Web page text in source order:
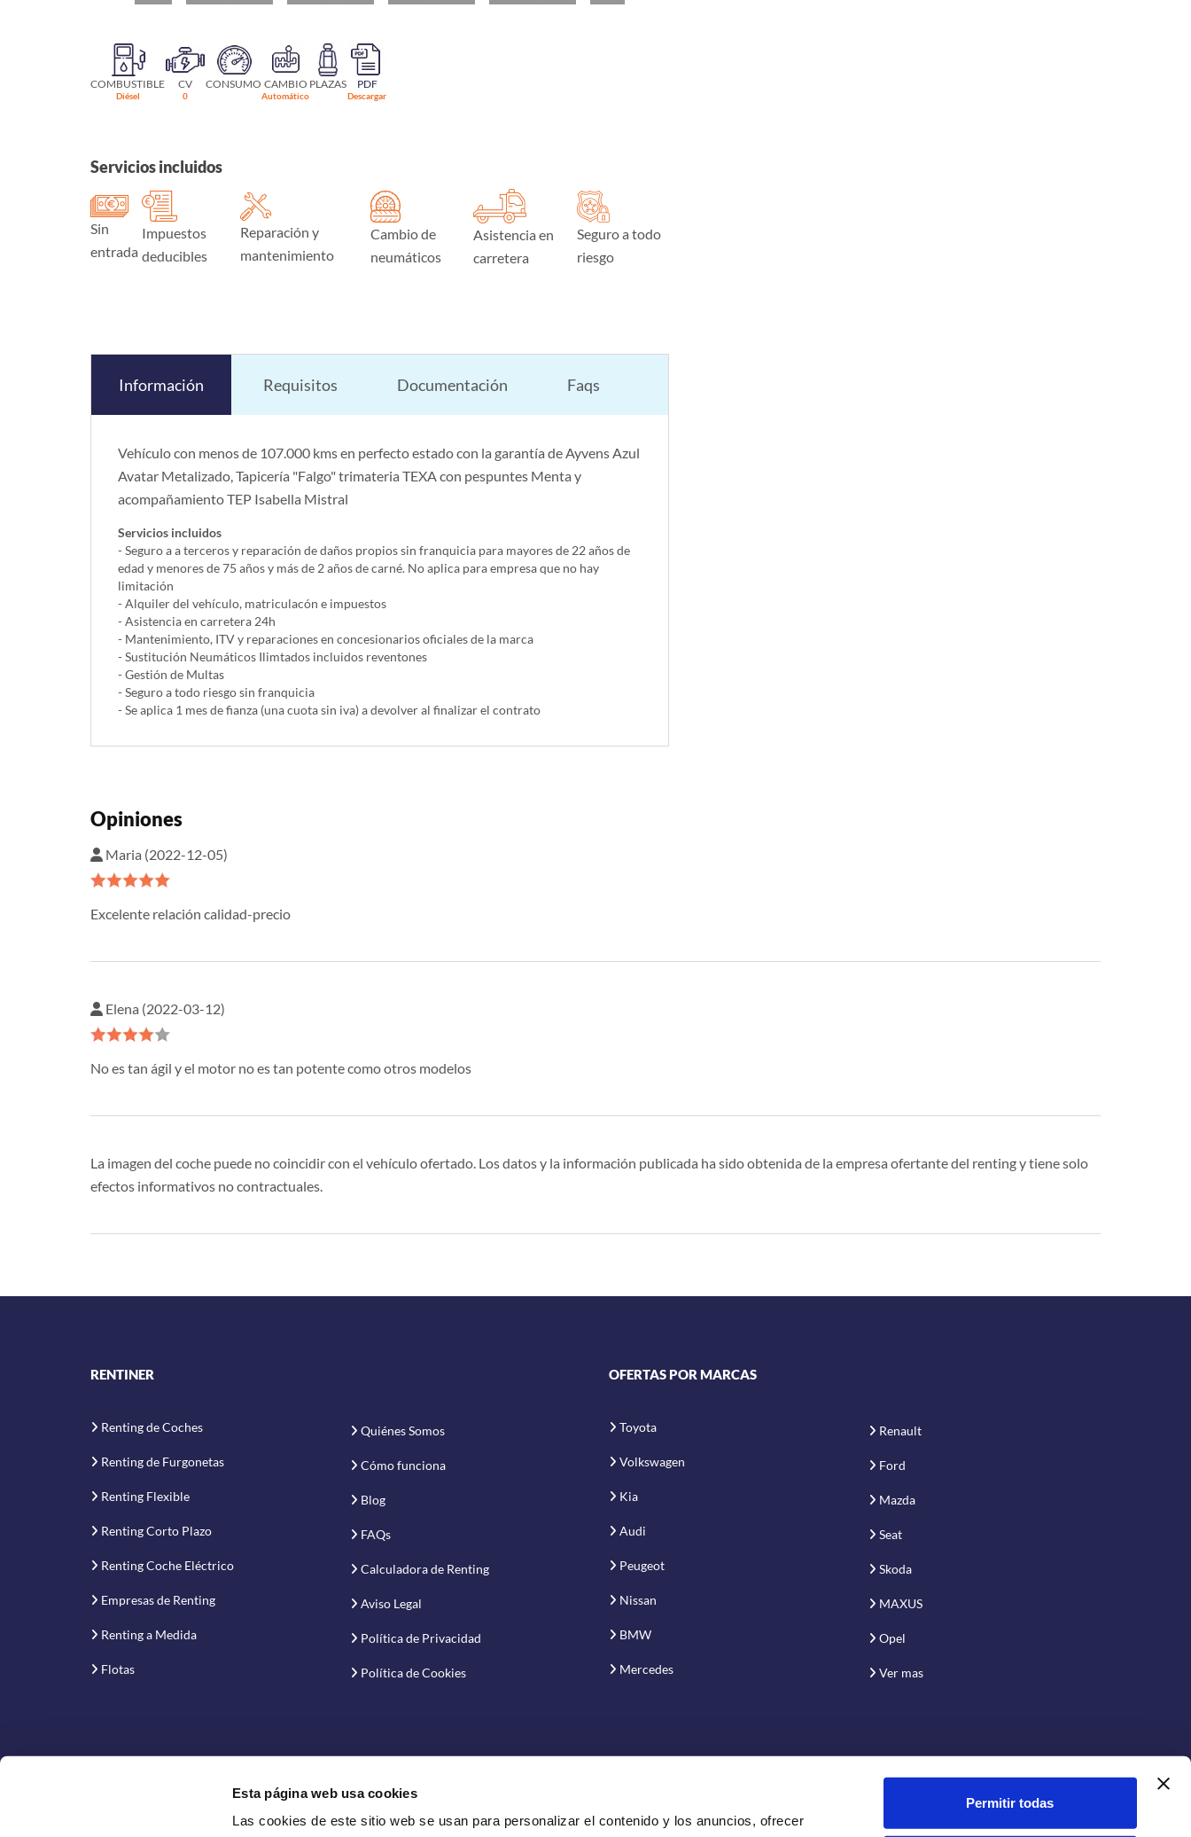
Esta página web usa cookies
Las cookies de este sitio web se usan para personalizar el contenido y los anuncios, ofrecer
Permitir todas
COMBUSTIBLE
Diésel
CV
0
CONSUMO CAMBIO
Automático
PLAZAS PDF
Descargar
Servicios incluidos
Sin
entrada
Impuestos
deducibles
Reparación y
mantenimiento
Cambio de
neumáticos
Asistencia en
carretera
Seguro a todo
riesgo
Información Requisitos Documentación Faqs
Vehículo con menos de 107.000 kms en perfecto estado con la garantía de Ayvens Azul
Avatar Metalizado, Tapicería "Falgo" trimateria TEXA con pespuntes Menta y
acompañamiento TEP Isabella Mistral
Servicios incluidos
- Seguro a a terceros y reparación de daños propios sin franquicia para mayores de 22 años de
edad y menores de 75 años y más de 2 años de carné. No aplica para empresa que no hay
limitación
- Alquiler del vehí­culo, matriculacón e impuestos
- Asistencia en carretera 24h
- Mantenimiento, ITV y reparaciones en concesionarios oficiales de la marca
- Sustitución Neumáticos Ilimtados incluidos reventones
- Gestión de Multas
- Seguro a todo riesgo sin franquicia
- Se aplica 1 mes de fianza (una cuota sin iva) a devolver al finalizar el contrato
Opiniones
Maria (2022-12-05)
Excelente relación calidad-precio
Elena (2022-03-12)
No es tan ágil y el motor no es tan potente como otros modelos
La imagen del coche puede no coincidir con el vehículo ofertado. Los datos y la información publicada ha sido obtenida de la empresa ofertante del renting y tiene solo
efectos informativos no contractuales.
RENTINER
Renting de Coches
Renting de Furgonetas
Renting Flexible
Renting Corto Plazo
Renting Coche Eléctrico
Empresas de Renting
Renting a Medida
Flotas
Quiénes Somos
Cómo funciona
Blog
FAQs
Calculadora de Renting
Aviso Legal
Política de Privacidad
Política de Cookies
OFERTAS POR MARCAS
Toyota
Volkswagen
Kia
Audi
Peugeot
Nissan
BMW
Mercedes
Renault
Ford
Mazda
Seat
Skoda
MAXUS
Opel
Ver mas
Proyecto financiado por la Empresa Nacional de Innovación S.A.